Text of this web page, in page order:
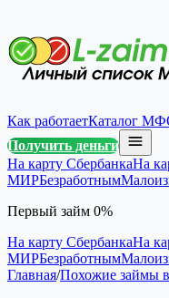
Как работаетКаталог
Получить деньги
На карту СбербанкаНа
МИРБезработным
Первый займ 0%
На карту СбербанкаНа
МИРБезработным
Главная/Похожие займы